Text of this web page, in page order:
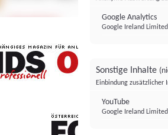
FONDS
Google Analytics
Google Ireland
Sonstige Inhalte
Einbindung zusätzlicher
YouTube
Google Ireland